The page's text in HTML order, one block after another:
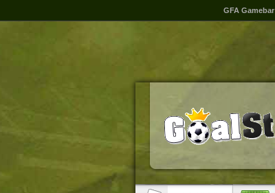
GFA Gamebar